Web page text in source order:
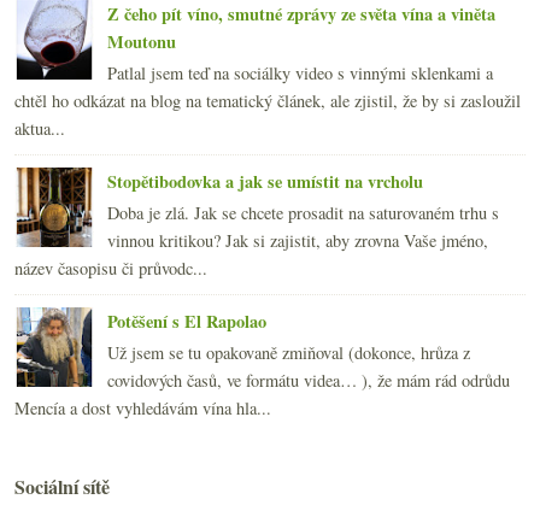
Z čeho pít víno, smutné zprávy ze světa vína a viněta
Moutonu
Patlal jsem teď na sociálky video s vinnými sklenkami a
chtěl ho odkázat na blog na tematický článek, ale zjistil, že by si zasloužil
aktua...
Stopětibodovka a jak se umístit na vrcholu
Doba je zlá. Jak se chcete prosadit na saturovaném trhu s
vinnou kritikou? Jak si zajistit, aby zrovna Vaše jméno,
název časopisu či průvodc...
Potěšení s El Rapolao
Už jsem se tu opakovaně zmiňoval (dokonce, hrůza z
covidových časů, ve formátu videa… ), že mám rád odrůdu
Mencía a dost vyhledávám vína hla...
Sociální sítě